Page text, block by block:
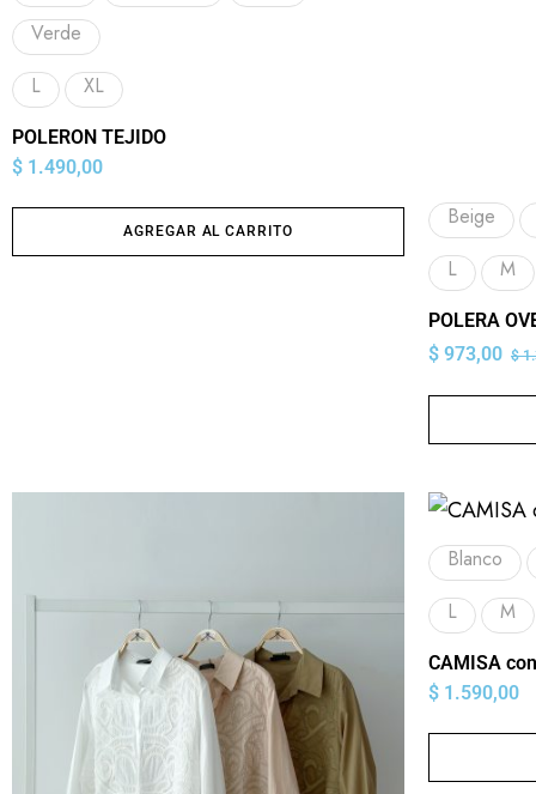
Verde
L
XL
POLERON TEJIDO
$ 1.490,00
AGREGAR AL CARRITO
Beige
L
M
POLERA
$
$ 973,00
Blanco
L
M
CAMISA
$ 1.590,00